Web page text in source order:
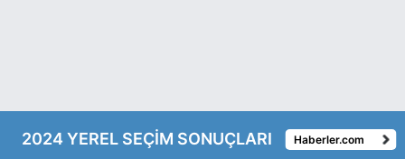
2024 YEREL SEÇİM SONUÇLARI Haberler.com